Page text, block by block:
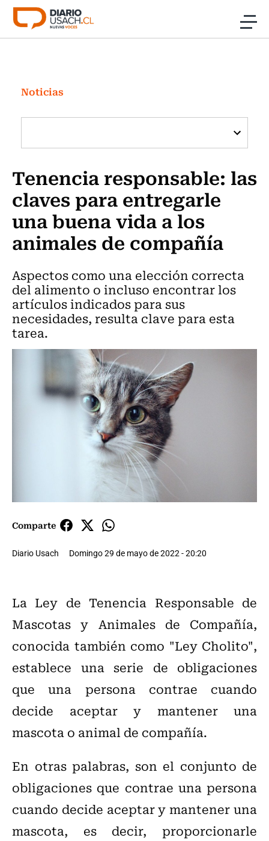
Click acá para ir directamente al contenido
Investigación
Cultura
Programas Radio y TV Usach
Noticias
Tenencia responsable: las
claves para entregarle
una buena vida a los
animales de compañía
Aspectos como una elección correcta
del alimento o incluso encontrar los
artículos indicados para sus
necesidades, resulta clave para esta
tarea.
Comparte
Diario Usach Domingo 29 de mayo de 2022 - 20:20
La Ley de Tenencia Responsable de
Mascotas y Animales de Compañía,
conocida también como "Ley Cholito",
establece una serie de obligaciones
que una persona contrae cuando
decide aceptar y mantener una
mascota o animal de compañía.
En otras palabras, son el conjunto de
obligaciones que contrae una persona
cuando decide aceptar y mantener una
mascota, es decir, proporcionarle